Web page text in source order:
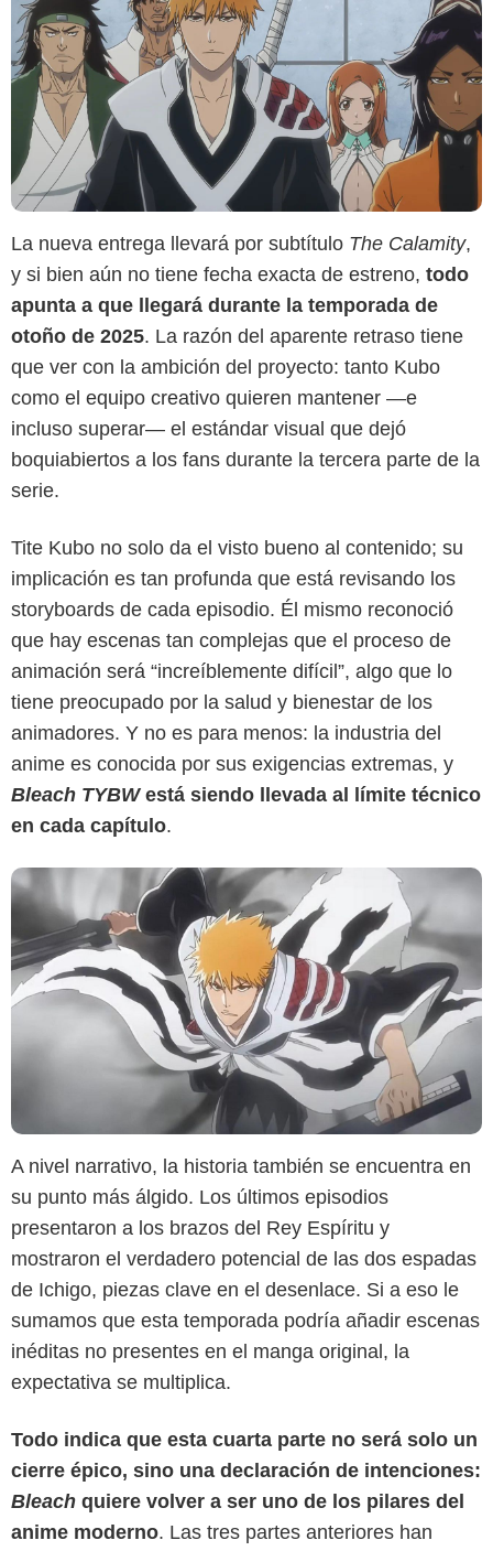
La nueva entrega llevará por subtítulo The Calamity,
y si bien aún no tiene fecha exacta de estreno, todo
apunta a que llegará durante la temporada de
otoño de 2025. La razón del aparente retraso tiene
que ver con la ambición del proyecto: tanto Kubo
como el equipo creativo quieren mantener —e
incluso superar— el estándar visual que dejó
boquiabiertos a los fans durante la tercera parte de la
serie.
Tite Kubo no solo da el visto bueno al contenido; su
implicación es tan profunda que está revisando los
storyboards de cada episodio. Él mismo reconoció
que hay escenas tan complejas que el proceso de
animación será “increíblemente difícil”, algo que lo
tiene preocupado por la salud y bienestar de los
animadores. Y no es para menos: la industria del
anime es conocida por sus exigencias extremas, y
Bleach TYBWestá siendo llevada al límite técnico
en cada capítulo.
Disney+
A nivel narrativo, la historia también se encuentra en
su punto más álgido. Los últimos episodios
presentaron a los brazos del Rey Espíritu y
mostraron el verdadero potencial de las dos espadas
de Ichigo, piezas clave en el desenlace. Si a eso le
sumamos que esta temporada podría añadir escenas
inéditas no presentes en el manga original, la
expectativa se multiplica.
Todo indica que esta cuarta parte no será solo un
cierre épico, sino una declaración de intenciones:
Bleach quiere volver a ser uno de los pilares del
anime moderno. Las tres partes anteriores han